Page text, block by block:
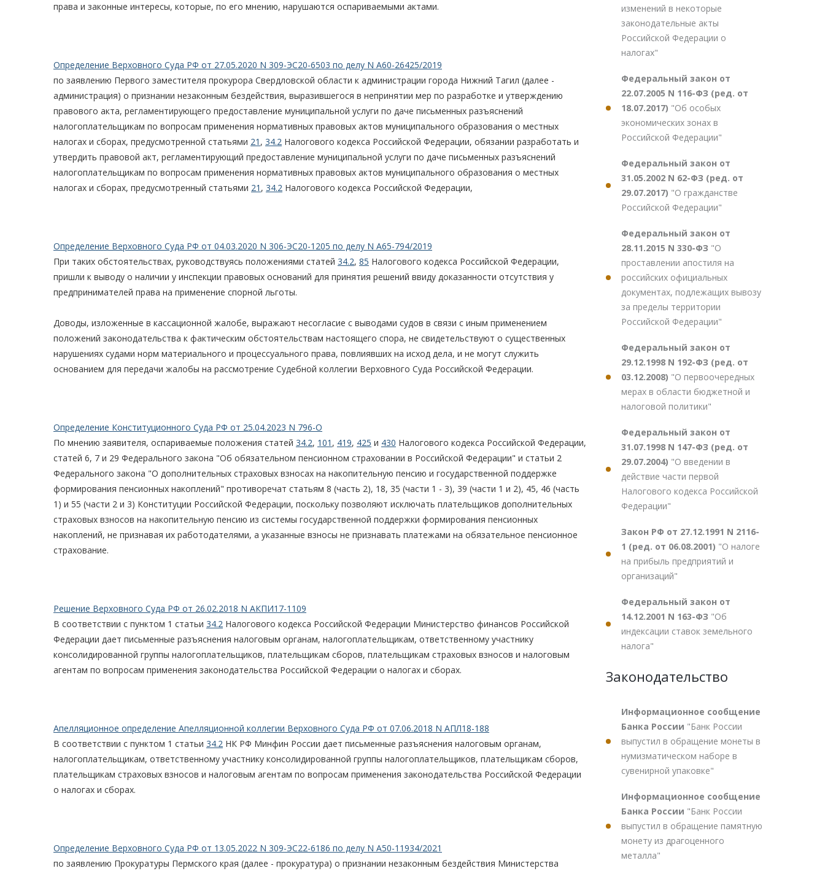
права и законные интересы, которые, по его мнению, нарушаются оспариваемыми актами.
Определение Верховного Суда РФ от 27.05.2020 N 309-ЭС20-6503 по делу N А60-26425/2019
по заявлению Первого заместителя прокурора Свердловской области к администрации города Нижний Тагил (далее -
администрация) о признании незаконным бездействия, выразившегося в непринятии мер по разработке и утверждению
правового акта, регламентирующего предоставление муниципальной услуги по даче письменных разъяснений
налогоплательщикам по вопросам применения нормативных правовых актов муниципального образования о местных
налогах и сборах, предусмотренной статьями 21 , 34.2 Налогового кодекса Российской Федерации, обязании разработать и
утвердить правовой акт, регламентирующий предоставление муниципальной услуги по даче письменных разъяснений
налогоплательщикам по вопросам применения нормативных правовых актов муниципального образования о местных
налогах и сборах, предусмотренный статьями 21 , 34.2 Налогового кодекса Российской Федерации,
Определение Верховного Суда РФ от 04.03.2020 N 306-ЭС20-1205 по делу N А65-794/2019
При таких обстоятельствах, руководствуясь положениями статей 34.2, 85 Налогового кодекса Российской Федерации,
пришли к выводу о наличии у инспекции правовых оснований для принятия решений ввиду доказанности отсутствия у
предпринимателей права на применение спорной льготы.
Доводы, изложенные в кассационной жалобе, выражают несогласие с выводами судов в связи с иным применением
положений законодательства к фактическим обстоятельствам настоящего спора, не свидетельствуют о существенных
нарушениях судами норм материального и процессуального права, повлиявших на исход дела, и не могут служить
основанием для передачи жалобы на рассмотрение Судебной коллегии Верховного Суда Российской Федерации.
Определение Конституционного Суда РФ от 25.04.2023 N 796-О
По мнению заявителя, оспариваемые положения статей 34.2, 101 , 419, 425 и 430 Налогового кодекса Российской Федерации,
статей 6, 7 и 29 Федерального закона "Об обязательном пенсионном страховании в Российской Федерации" и статьи 2
Федерального закона "О дополнительных страховых взносах на накопительную пенсию и государственной поддержке
формирования пенсионных накоплений" противоречат статьям 8 (часть 2), 18, 35 (части 1 - 3), 39 (части 1 и 2), 45, 46 (часть
1) и 55 (части 2 и 3) Конституции Российской Федерации, поскольку позволяют исключать плательщиков дополнительных
страховых взносов на накопительную пенсию из системы государственной поддержки формирования пенсионных
накоплений, не признавая их работодателями, а указанные взносы не признавать платежами на обязательное пенсионное
страхование.
Решение Верховного Суда РФ от 26.02.2018 N АКПИ17-1109
В соответствии с пунктом 1 статьи 34.2 Налогового кодекса Российской Федерации Министерство финансов Российской
Федерации дает письменные разъяснения налоговым органам, налогоплательщикам, ответственному участнику
консолидированной группы налогоплательщиков, плательщикам сборов, плательщикам страховых взносов и налоговым
агентам по вопросам применения законодательства Российской Федерации о налогах и сборах.
Апелляционное определение Апелляционной коллегии Верховного Суда РФ от 07.06.2018 N АПЛ18-188
В соответствии с пунктом 1 статьи 34.2 НК РФ Минфин России дает письменные разъяснения налоговым органам,
налогоплательщикам, ответственному участнику консолидированной группы налогоплательщиков, плательщикам сборов,
плательщикам страховых взносов и налоговым агентам по вопросам применения законодательства Российской Федерации
о налогах и сборах.
Определение Верховного Суда РФ от 13.05.2022 N 309-ЭС22-6186 по делу N А50-11934/2021
по заявлению Прокуратуры Пермского края (далее - прокуратура) о признании незаконным бездействия Министерства
изменений в некоторые
законодательные акты
Российской Федерации о
налогах"
Федеральный закон от
22.07.2005 N 116-ФЗ (ред. от
18.07.2017) "Об особых
экономических зонах в
Российской Федерации"
Федеральный закон от
31.05.2002 N 62-ФЗ (ред. от
29.07.2017) "О гражданстве
Российской Федерации"
Федеральный закон от
28.11.2015 N 330-ФЗ "О
проставлении апостиля на
российских официальных
документах, подлежащих вывозу
за пределы территории
Российской Федерации"
Федеральный закон от
29.12.1998 N 192-ФЗ (ред. от
03.12.2008) "О первоочередных
мерах в области бюджетной и
налоговой политики"
Федеральный закон от
31.07.1998 N 147-ФЗ (ред. от
29.07.2004) "О введении в
действие части первой
Налогового кодекса Российской
Федерации"
Закон РФ от 27.12.1991 N 2116-
1 (ред. от 06.08.2001) "О налоге
на прибыль предприятий и
организаций"
Федеральный закон от
14.12.2001 N 163-ФЗ "Об
индексации ставок земельного
налога"
Законодательство
Информационное сообщение
Банка России "Банк России
выпустил в обращение монеты в
нумизматическом наборе в
сувенирной упаковке"
Информационное сообщение
Банка России "Банк России
выпустил в обращение памятную
монету из драгоценного
металла"